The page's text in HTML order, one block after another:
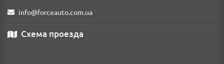
info@forceauto.com.ua
Схема проезда